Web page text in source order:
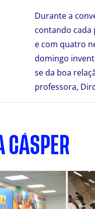
Durante a
contando cada
e com quatro
domingo
se da boa
professora,
CÁSPER